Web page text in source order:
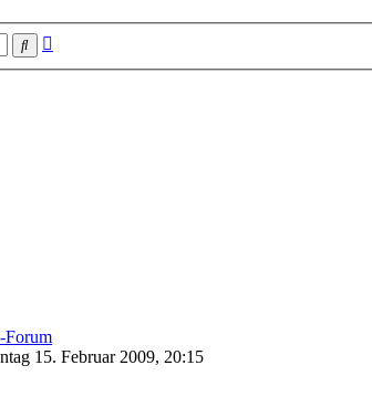
Suche
Forum
15. Februar 2009, 20:15